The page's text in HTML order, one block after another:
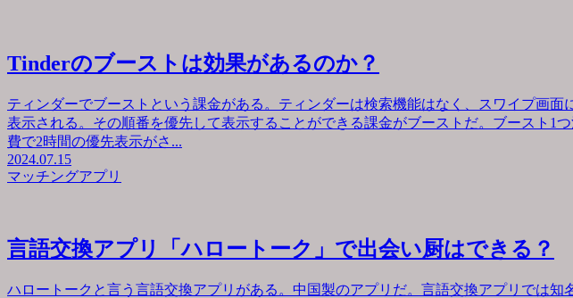
Tinderのブーストは効果があるのか？
ティンダーでブーストという課金がある。ティンダーは検索機能はなく、スワイプ画面
表示される。その順番を優先して表示することができる課金がブーストだ。ブースト1
費で2時間の優先表示がさ...
2024.07.15
マッチングアプリ
言語交換アプリ「ハロートーク」で出会い厨はできる？
ハロートークと言う言語交換アプリがある。中国製のアプリだ。言語交換アプリでは知